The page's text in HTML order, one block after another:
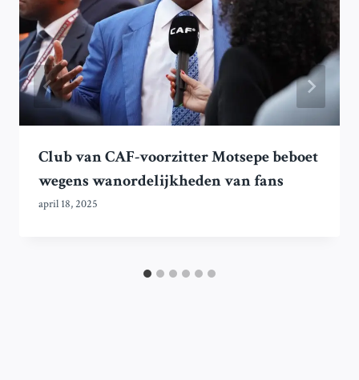
Club van CAF-voorzitter Motsepe beboet
wegens wanordelijkheden van fans
april 18, 2025